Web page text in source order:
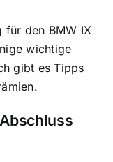
für den BMW IX
wichtige
gibt es Tipps